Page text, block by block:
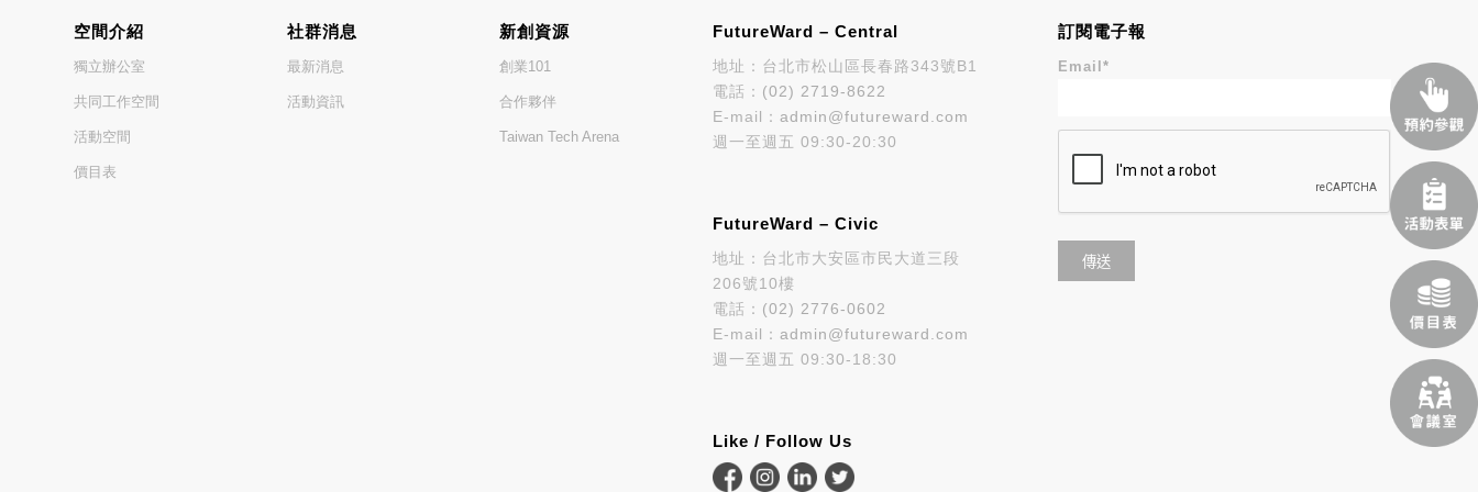
空間介紹
獨立辦公室
共同工作空間
活動空間
價目表
社群消息
最新消息
活動資訊
新創資源
創業101
合作夥伴
Taiwan Tech Arena
FutureWard – Central
地址：台北市松山區長春路343號B1
電話： (02) 2719-8622
E-mail： admin@futureward.com
週一至週五 09:30-20:30
FutureWard – Civic
地址：台北市大安區市民大道三段
206號10樓
電話： (02) 2776-0602
E-mail： admin@futureward.com
週一至週五 09:30-18:30
Like / Follow Us
訂閱電子報
Email*